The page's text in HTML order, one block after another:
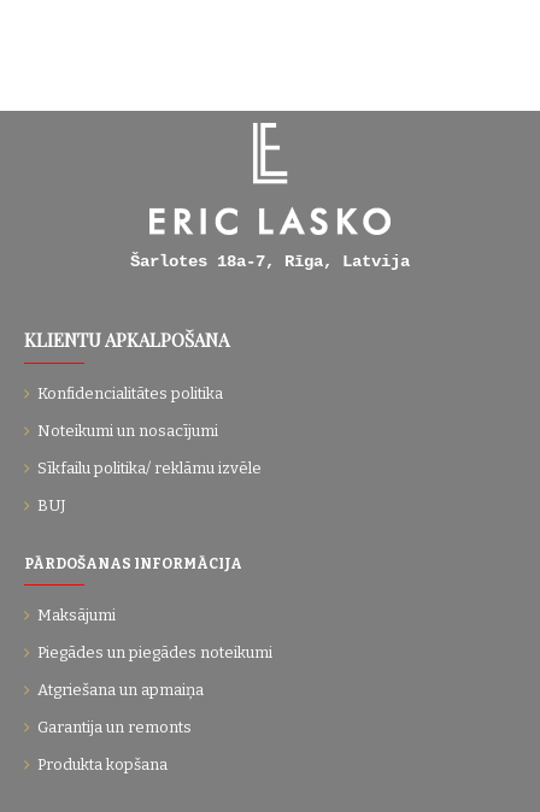
Šarlotes 18a-7, Rīga, Latvija
KLIENTU APKALPOŠANA
Konfidencialitātes politika
Noteikumi un nosacījumi
Sīkfailu politika/ reklāmu izvēle
BUJ
PĀRDOŠANAS INFORMĀCIJA
Maksājumi
Piegādes un piegādes noteikumi
Atgriešana un apmaiņa
Garantija un remonts
Produkta kopšana